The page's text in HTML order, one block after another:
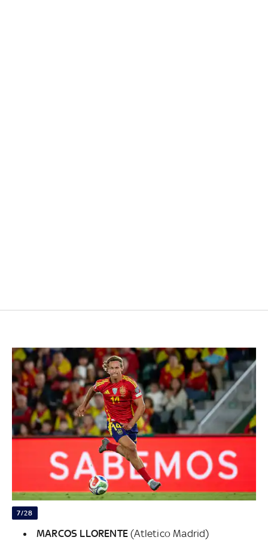
7/28
MARCOS LLORENTE(Atletico Madrid)